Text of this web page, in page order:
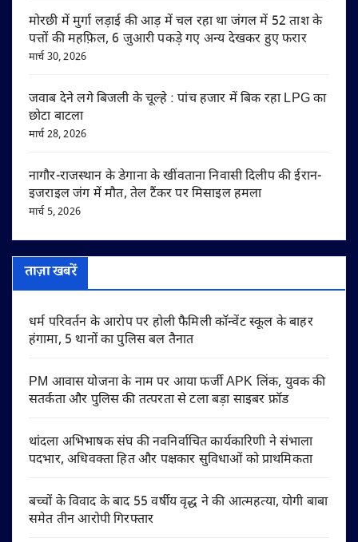
मोरछी में मुर्गा लड़ाई की आड़ में चल रहा था जंगल में 52 ताश के
पत्तों की महफ़िल, 6 जुआरी पकड़े गए अन्य देखकर हुए फरार
मार्च 30, 2026
जवाब देने लगे बिजली के चूल्हे : पांच हजार में बिक रहा LPG का
छोटा बाटला
मार्च 28, 2026
नागौर-राजस्थान के डेगाना के खींवताना निवासी दिलीप की ईरान-
इजराइल जंग में मौत, तेल टैंकर पर मिसाइल हमला
मार्च 5, 2026
ताज़ा खबरें
धर्म परिवर्तन के आरोप पर होली फैमिली कॉन्वेंट स्कूल के बाहर
हंगामा, 5 थानों का पुलिस बल तैनात
PM आवास योजना के नाम पर आया फर्जी APK लिंक, युवक की
सतर्कता और पुलिस की तत्परता से टला बड़ा साइबर फ्रॉड
थांदला अभिभाषक संघ की नवनिर्वाचित कार्यकारिणी ने संभाला
पदभार, अधिवक्ता हित और पक्षकार सुविधाओं को प्राथमिकता
बच्चों के विवाद के बाद 55 वर्षीय वृद्ध ने की आत्महत्या, योगी बाबा
समेत तीन आरोपी गिरफ्तार